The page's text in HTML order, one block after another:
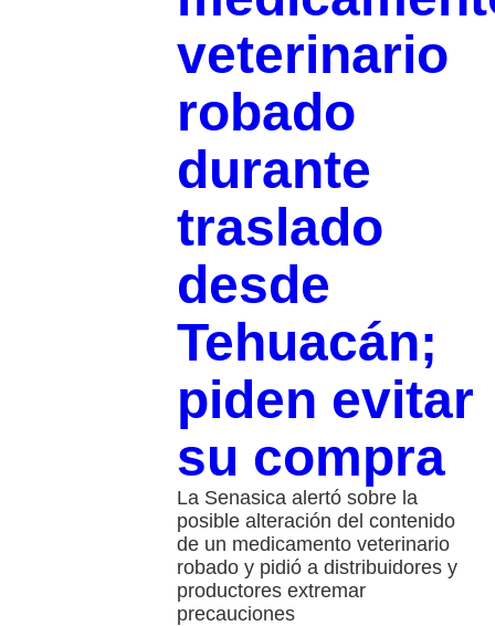
veterinario
robado
durante
traslado
desde
Tehuacán;
piden evitar
su compra
La Senasica alertó sobre la
posible alteración del contenido
de un medicamento veterinario
robado y pidió a distribuidores y
productores extremar
precauciones